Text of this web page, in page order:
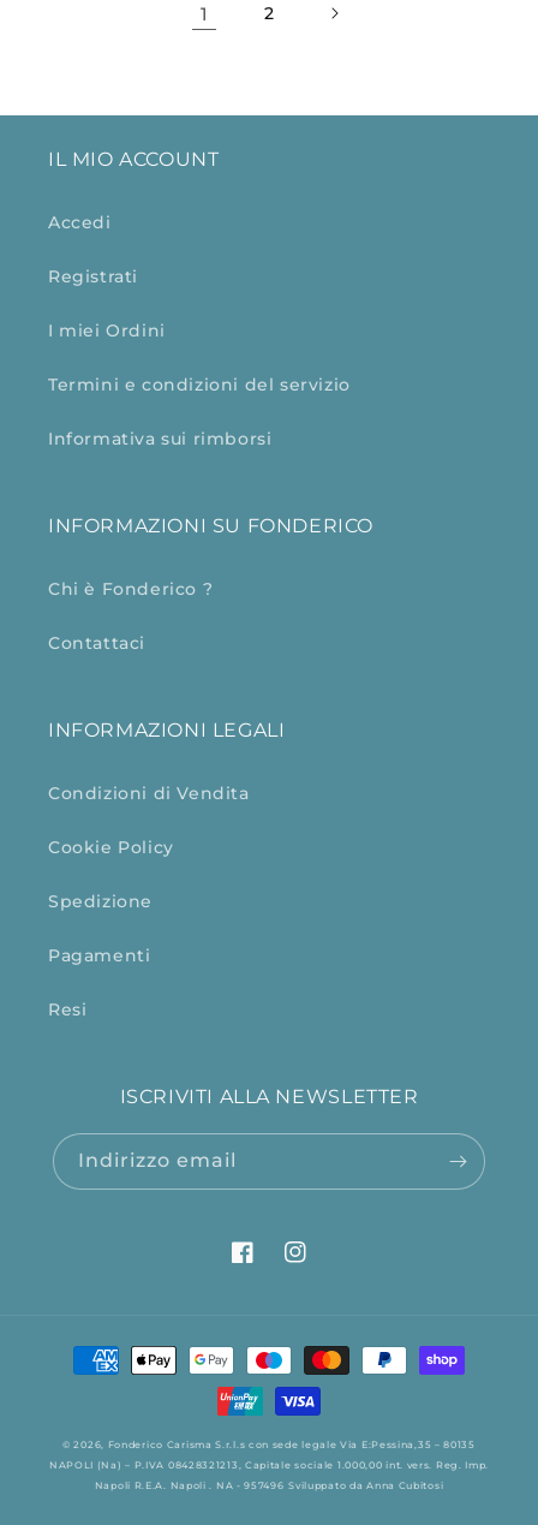
1 2
IL MIO ACCOUNT
Accedi
Registrati
I miei Ordini
Termini e condizioni del servizio
Informativa sui rimborsi
INFORMAZIONI SU FONDERICO
Chi è Fonderico ?
Contattaci
INFORMAZIONI LEGALI
Condizioni di Vendita
Cookie Policy
Spedizione
Pagamenti
Resi
ISCRIVITI ALLA NEWSLETTER
Indirizzo email
FacebookInstagram
Metodi
© 2026, Fonderico Carisma S.r.l.s con sede legale Via E:Pessina,35 – 80135
NAPOLI (Na) – P.IVA 08428321213, Capitale sociale 1.000,00 int. vers. Reg. Imp.
Napoli R.E.A. Napoli . NA - 957496 Sviluppato daAnna Cubitosi